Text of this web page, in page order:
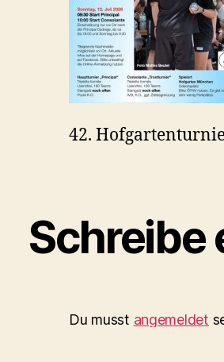
42.
Schreibe
Du musst angemeldet